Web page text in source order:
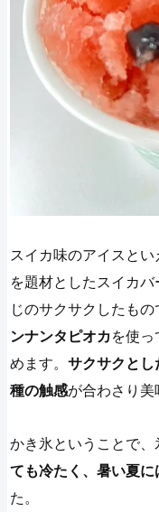
スイカ味のアイスと
を題材としたスイカ
じのサクサクしたもの
ンナンタピオカを使っ
めます。サクサクとし
種の触感が合わさり美
かき氷ということで、
ても冷たく、暑い夏に
た。